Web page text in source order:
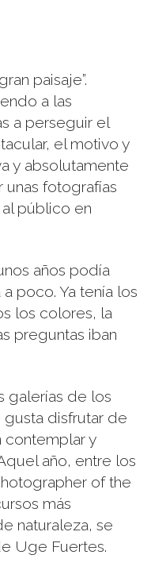
paisaje”.
a las
a perseguir el
el motivo y
y absolutamente
fotografías
público en
años podía
poco. Ya tenía los
los colores, la
preguntas iban
galerías de los
disfrutar de
contemplar y
año, entre los
of the
más
naturaleza, se
Uge Fuertes.